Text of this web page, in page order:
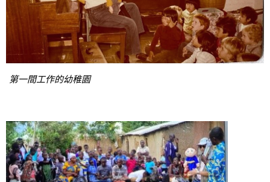
第一間工作的幼稚園